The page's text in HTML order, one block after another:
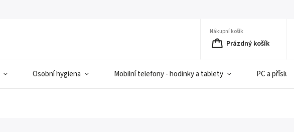
Nákupní košík
Prázdný košík
Osobní hygiena Mobilní telefony - hodinky a tablety PC a